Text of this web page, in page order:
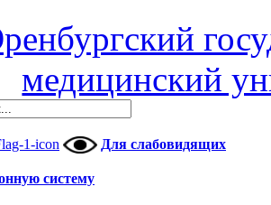
медицинский
Для слабовидящих
систему